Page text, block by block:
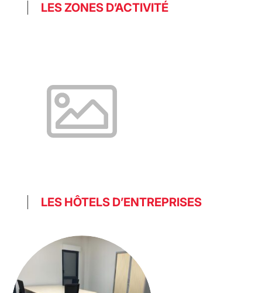
LES ZONES D’ACTIVITÉ
LES HÔTELS D’ENTREPRISES